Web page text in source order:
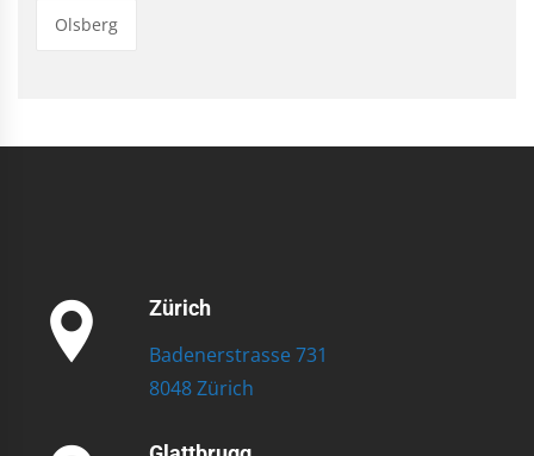
Olsberg
Zürich
Badenerstrasse 731
8048 Zürich